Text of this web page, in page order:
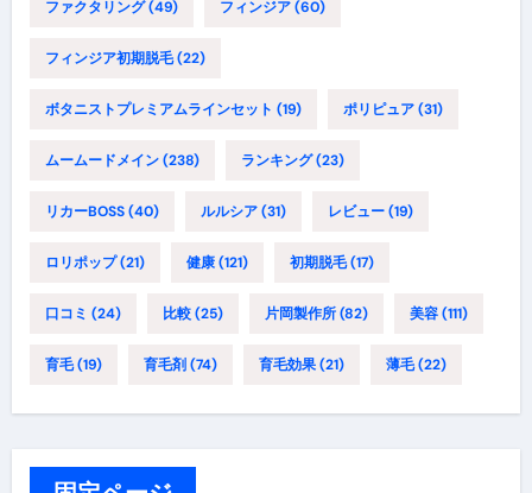
ファクタリング(49) フィンジア(60)
フィンジア初期脱毛(22)
ボタニストプレミアムラインセット (19) ポリピュア(31)
ムームードメイン(238) ランキング(23)
リカーBOSS(40) ルルシア(31) レビュー(19)
ロリポップ(21) 健康(121) 初期脱毛(17)
口コミ (24) 比較(25) 片岡製作所(82) 美容(111)
育毛(19) 育毛剤(74) 育毛効果(21) 薄毛(22)